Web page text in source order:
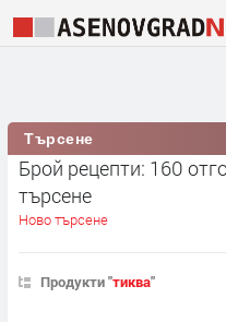
Търсене
Брой рецепти: 160
търсене
Ново търсене
Продукти "тиква"